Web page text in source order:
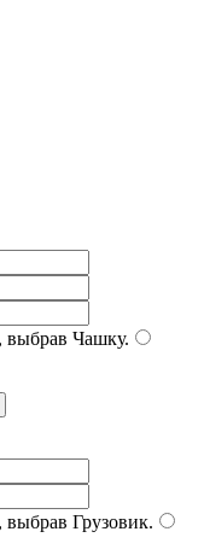
выбрав Чашку.
выбрав Грузовик.